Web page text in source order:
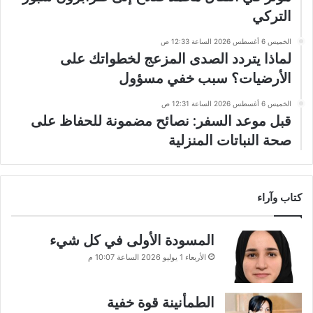
التركي
الخميس 6 أغسطس 2026 الساعة 12:33 ص
لماذا يتردد الصدى المزعج لخطواتك على
الأرضيات؟ سبب خفي مسؤول
الخميس 6 أغسطس 2026 الساعة 12:31 ص
قبل موعد السفر: نصائح مضمونة للحفاظ على
صحة النباتات المنزلية
كتاب وآراء
المسودة الأولى في كل شيء
الأربعاء 1 يوليو 2026 الساعة 10:07 م
الطمأنينة قوة خفية